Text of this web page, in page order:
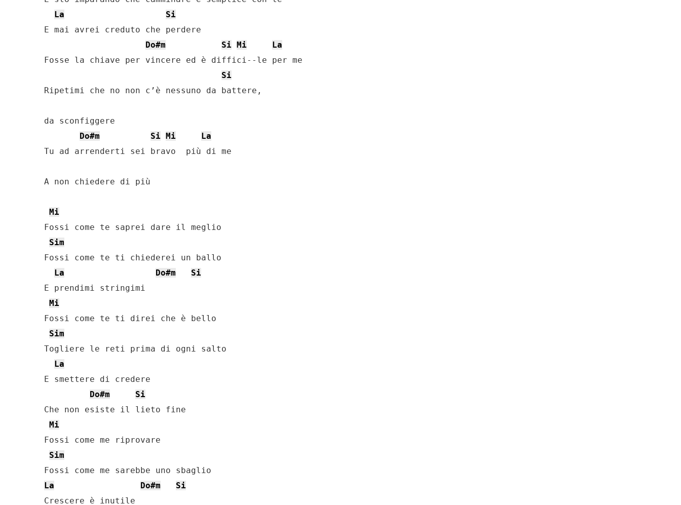
La
Si
E mai avrei creduto che perdere
Do#m
Si Mi
La
Fosse la chiave per vincere ed è diffici--le per me
Si
Ripetimi che no non c’è nessuno da battere,
da sconfiggere
Do#m
Si Mi
La
Tu ad arrenderti sei bravo  più di me
A non chiedere di più
Mi
Fossi come te saprei dare il meglio
Sim
Fossi come te ti chiederei un ballo
La
Do#m
Si
E prendimi stringimi
Mi
Fossi come te ti direi che è bello
Sim
Togliere le reti prima di ogni salto
La
E smettere di credere
Do#m
Si
Che non esiste il lieto fine
Mi
Fossi come me riprovare
Sim
La
Do#m
Si
Crescere è inutile